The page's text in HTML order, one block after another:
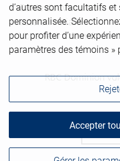
Guide d’ouverture de
session initiale
Vous tenir informé
RBC Dominion
Haut
d’autres sont facultatifs
personnalisée.
pour profiter d’une
paramètres des témoins
Accepter